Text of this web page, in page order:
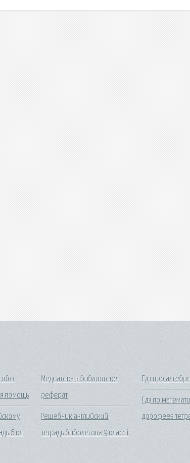
обж
помощь
6 кл
Медиатека в библиотеке
реферат
Решебник английский
тетрадь биболетова 9 класс i
Гдз про
Гдз по
дорофеев